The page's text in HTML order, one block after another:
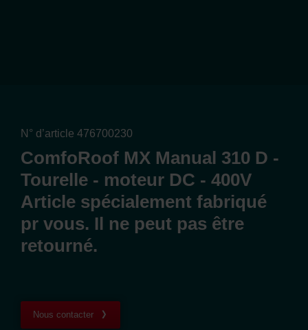
N° d’article 476700230
ComfoRoof MX Manual 310 D -
Tourelle - moteur DC - 400V
Article spécialement fabriqué
pr vous. Il ne peut pas être
retourné.
Nous contacter